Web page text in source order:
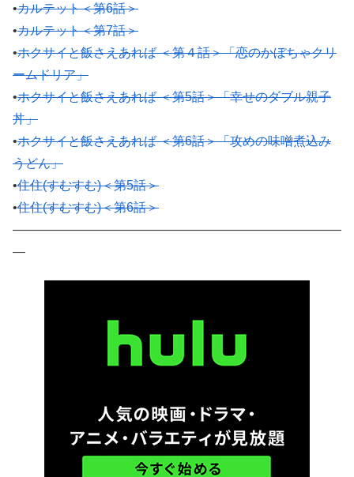
•カルテット＜第6話＞
•カルテット＜第7話＞
•ホクサイと飯さえあれば ＜第４話＞「恋のかぼちゃクリ
ームドリア」
•ホクサイと飯さえあれば ＜第5話＞「幸せのダブル親子
丼」
•ホクサイと飯さえあれば ＜第6話＞「攻めの味噌煮込み
うどん」
•住住(すむすむ)＜第5話＞
•住住(すむすむ)＜第6話＞
——————————————————————————
—